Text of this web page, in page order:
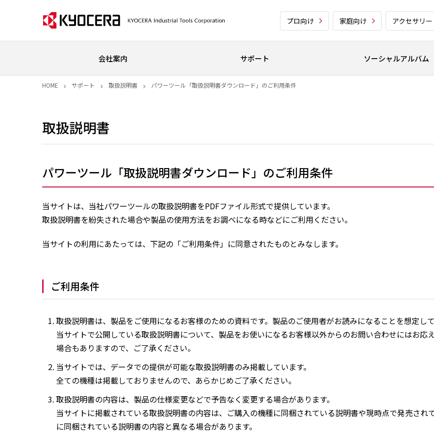
プロ向け 家庭向け アクセサリー
会社案内 サポート ソーシャルアルバム
HOME サポート 取扱説明書 パワーツール「取扱説明書ダウンロード」のご利用条件
取扱説明書
パワーツール「取扱説明書ダウンロード」のご利用条件
当サイトは、当社パワーツールの取扱説明書をPDFファイル形式で提供しています。
取扱説明書を紛失された場合や製品の使用方法をお調べになる時などにご利用ください。
当サイトの利用にあたっては、下記の「ご利用条件」に同意されたものとみなします。
ご利用条件
取扱説明書は、製品をご使用になるお客様のための資料です。製品のご使用者がお読みになることを想定し
当サイトで公開している取扱説明書について、製品をお使いになるお客様以外からのお問い合わせにはお応
場合もありますので、ご了承ください。
当サイトでは、データでの提供が可能な取扱説明書のみ掲載しています。
全ての機種は掲載しておりませんので、あらかじめご了承ください。
取扱説明書の内容は、製品の仕様変更などで予告なく変更する場合があります。
当サイトに掲載されている取扱説明書の内容は、ご購入の機種に同梱されている説明書や現時点で発売され
に同梱されている説明書の内容と異なる場合があります。